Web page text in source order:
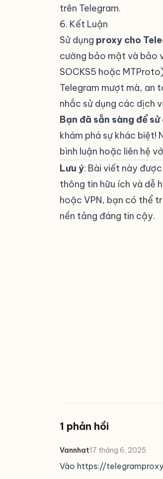
trên Telegram.
6. Kết Luận
Sử dụng proxy cho
cường bảo mật và bảo
SOCKS5 hoặc
Telegram mượt mà, an
nhắc sử dụng các dịch
Bạn đã sẵn sàng để
khám phá sự khác biệt!
bình luận hoặc liên hệ
Lưu ý: Bài viết này
thông tin hữu ích và dễ
hoặc VPN, bạn có thể
nền tảng đáng tin cậy.
1 phản hồi
Vannhat17 tháng 6, 2025
Vào https://